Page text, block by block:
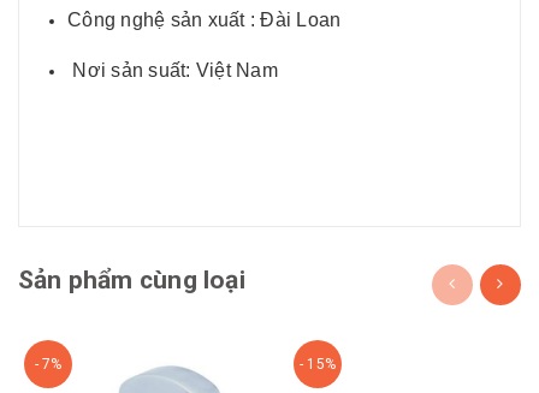
Công nghệ sản xuất : Đài Loan
Nơi sản suất: Việt Nam
Sản phẩm cùng loại
- 7% - 15%